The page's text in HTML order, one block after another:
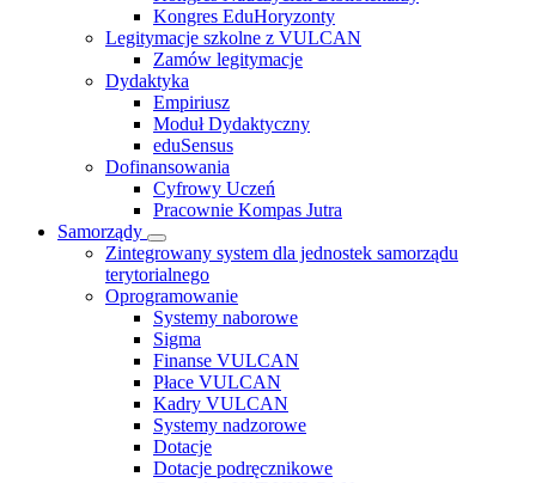
Kongres EduHoryzonty
Legitymacje szkolne z VULCAN
Zamów legitymacje
Dydaktyka
Empiriusz
Moduł Dydaktyczny
eduSensus
Dofinansowania
Cyfrowy Uczeń
Pracownie Kompas Jutra
Samorządy
Zintegrowany system dla jednostek samorządu
terytorialnego
Oprogramowanie
Systemy naborowe
Sigma
Finanse VULCAN
Płace VULCAN
Kadry VULCAN
Systemy nadzorowe
Dotacje
Dotacje podręcznikowe